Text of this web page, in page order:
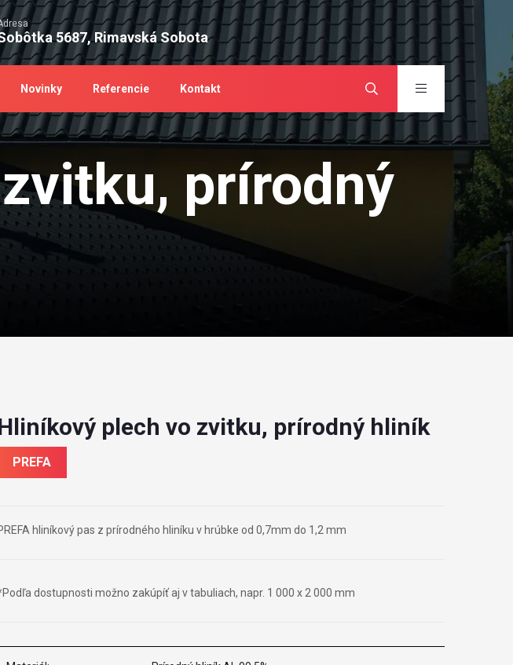
5687, Rimavská Sobota
Novinky Referencie Kontakt
prírodný
plech vo zvitku, prírodný hliník
PREFA
hliníkový pas z prírodného hliníku v hrúbke od 0,7mm do 1,2 mm
dostupnosti možno zakúpíť aj v tabuliach, napr. 1 000 x 2 000 mm